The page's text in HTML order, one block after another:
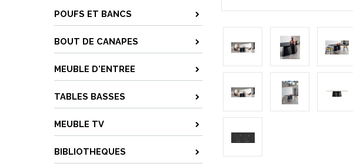
POUFS ET BANCS
BOUT DE CANAPES
MEUBLE D'ENTREE
TABLES BASSES
MEUBLE TV
BIBLIOTHEQUES